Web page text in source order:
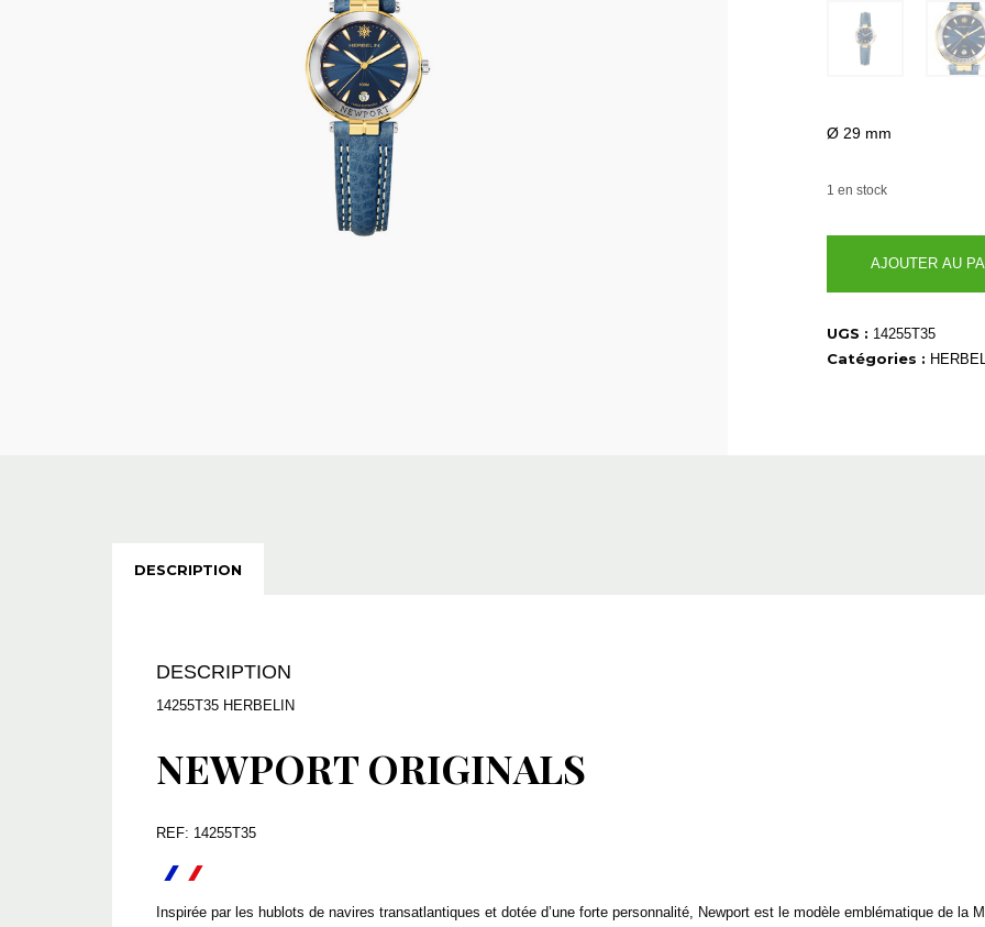
Ø 29 mm
1 en stock
14255T35
AJOUTER AU
UGS : 14255T35
Catégories :
DESCRIPTION
DESCRIPTION
14255T35 HERBELIN
NEWPORT ORIGINALS
REF: 14255T35
Inspirée par les hublots de navires transatlantiques et dotée d’une forte personnalité, Newport est le modèle emblématique de la